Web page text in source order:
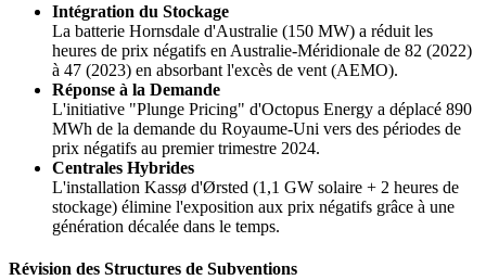
Intégration du Stockage
La batterie Hornsdale d'Australie (150 MW) a réduit les
heures de prix négatifs en Australie-Méridionale de 82 (2022)
à 47 (2023) en absorbant l'excès de vent (AEMO).
Réponse à la Demande
L'initiative "Plunge Pricing" d'Octopus Energy a déplacé 890
MWh de la demande du Royaume-Uni vers des périodes de
prix négatifs au premier trimestre 2024.
Centrales Hybrides
L'installation Kassø d'Ørsted (1,1 GW solaire + 2 heures de
stockage) élimine l'exposition aux prix négatifs grâce à une
génération décalée dans le temps.
Révision des Structures de Subventions